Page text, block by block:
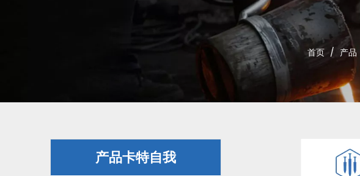
首页 / 产品
产品卡特自我